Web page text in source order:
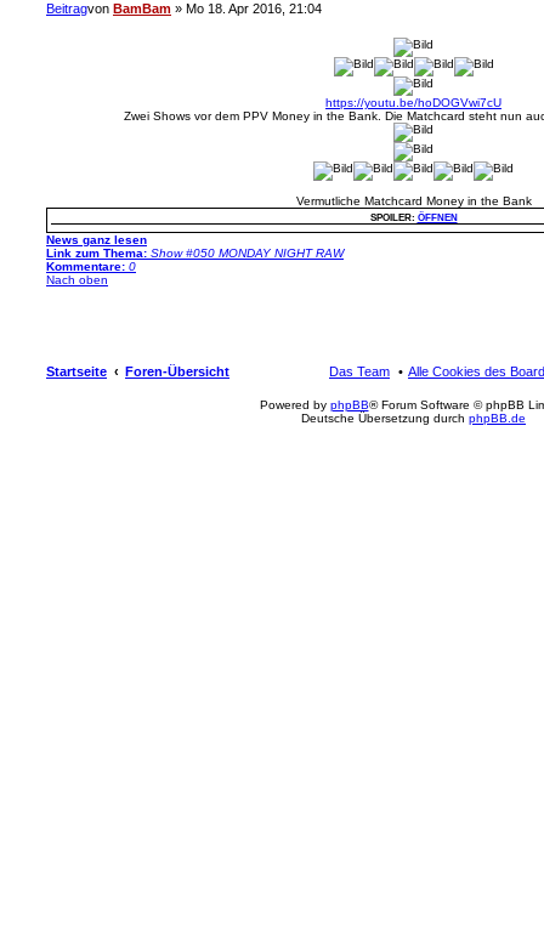
Beitragvon BamBam » Mo 18. Apr 2016, 21:04
https://youtu.be/hoDOGVwi7cU
Zwei Shows vor dem PPV Money in the Bank. Die Matchcard steht nun
Vermutliche Matchcard Money in the Bank
SPOILER: ÖFFNEN
News ganz lesen
Link zum Thema: Show #050 MONDAY NIGHT RAW
Kommentare: 0
Nach oben
Startseite Foren-Übersicht Alle Cookies des
Das Team
Powered by phpBB® Forum Software © phpBB
Deutsche Übersetzung durch phpBB.de